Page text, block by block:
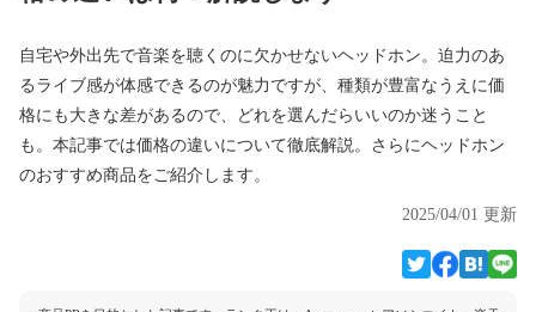
自宅や外出先で音楽を聴くのに欠かせないヘッドホン。迫力のあ
るライブ感が体感できるのが魅力ですが、種類が豊富なうえに価
格にも大きな差があるので、どれを選んだらいいのか迷うこと
も。本記事では価格の違いについて徹底解説。さらにヘッドホン
のおすすめ商品をご紹介します。
2025/04/01 更新